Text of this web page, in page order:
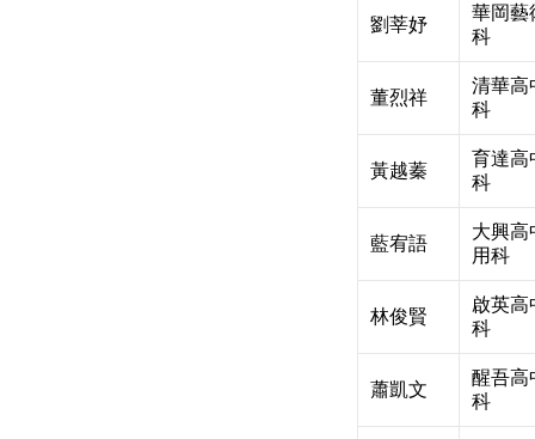
劉莘妤
華岡藝
科
董烈祥
清華高
科
黃越蓁
育達高
科
藍宥語
大興高
用科
林俊賢
啟英高
科
蕭凱文
醒吾高
科